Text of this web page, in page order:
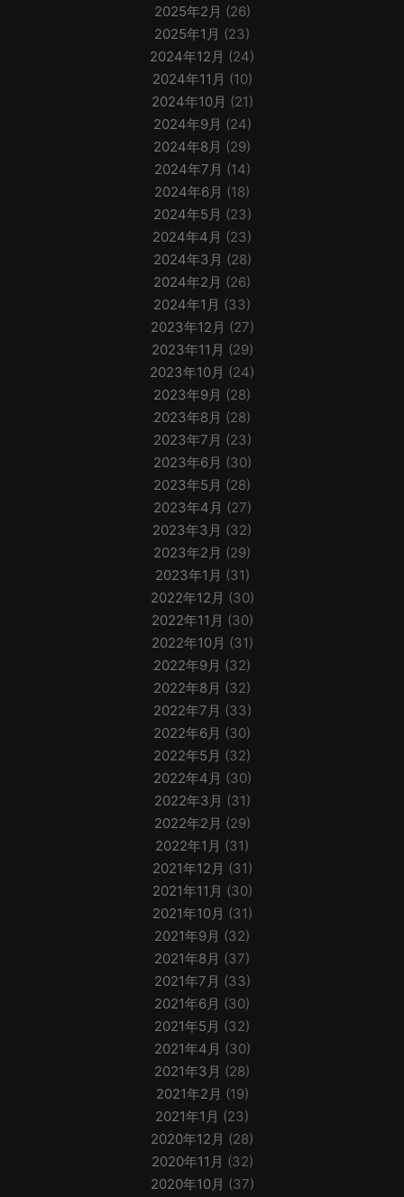
2025年2月 (26)
2025年1月 (23)
2024年12月 (24)
2024年11月 (10)
2024年10月 (21)
2024年9月 (24)
2024年8月 (29)
2024年7月 (14)
2024年6月 (18)
2024年5月 (23)
2024年4月 (23)
2024年3月 (28)
2024年2月 (26)
2024年1月 (33)
2023年12月 (27)
2023年11月 (29)
2023年10月 (24)
2023年9月 (28)
2023年8月 (28)
2023年7月 (23)
2023年6月 (30)
2023年5月 (28)
2023年4月 (27)
2023年3月 (32)
2023年2月 (29)
2023年1月 (31)
2022年12月 (30)
2022年11月 (30)
2022年10月 (31)
2022年9月 (32)
2022年8月 (32)
2022年7月 (33)
2022年6月 (30)
2022年5月 (32)
2022年4月 (30)
2022年3月 (31)
2022年2月 (29)
2022年1月 (31)
2021年12月 (31)
2021年11月 (30)
2021年10月 (31)
2021年9月 (32)
2021年8月 (37)
2021年7月 (33)
2021年6月 (30)
2021年5月 (32)
2021年4月 (30)
2021年3月 (28)
2021年2月 (19)
2021年1月 (23)
2020年12月 (28)
2020年11月 (32)
2020年10月 (37)